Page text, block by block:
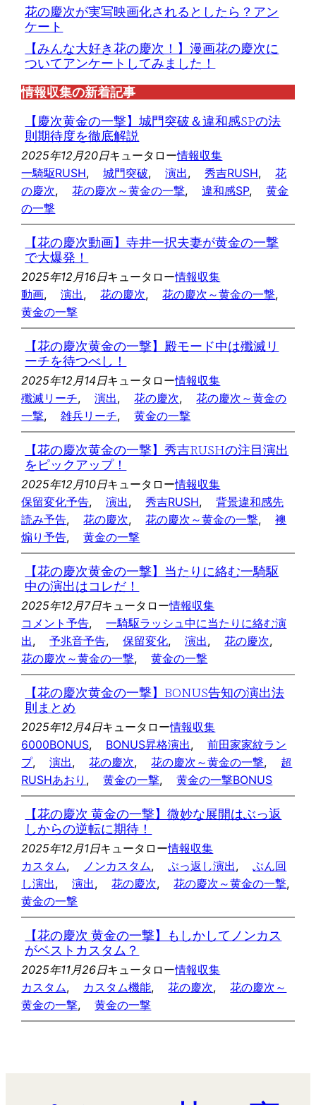
花の慶次が実写映画化されるとしたら？アン
ケート
【みんな大好き花の慶次！】漫画花の慶次に
ついてアンケートしてみました！
情報収集の新着記事
【慶次黄金の一撃】城門突破＆違和感SPの法
則期待度を徹底解説
2025年12月20日キュータロー情報収集
一騎駆RUSH, 城門突破, 演出, 秀吉RUSH,
花
の慶次, 花の慶次～黄金の一撃, 違和感SP,
黄金
の一撃
【花の慶次動画】寺井一択夫妻が黄金の一撃
で大爆発！
2025年12月16日キュータロー情報収集
動画, 演出, 花の慶次, 花の慶次～黄金の一撃
黄金の一撃
【花の慶次黄金の一撃】殿モード中は殲滅リ
ーチを待つべし！
2025年12月14日キュータロー情報収集
殲滅リーチ, 演出, 花の慶次,
花の慶次～黄金の
一撃, 雑兵リーチ, 黄金の一撃
【花の慶次黄金の一撃】秀吉RUSHの注目演出
をピックアップ！
2025年12月10日キュータロー情報収集
保留変化予告, 演出, 秀吉RUSH,
背景違和感先
読み予告, 花の慶次, 花の慶次～黄金の一撃,
襖
煽り予告, 黄金の一撃
【花の慶次黄金の一撃】当たりに絡む一騎駆
中の演出はコレだ！
2025年12月7日キュータロー情報収集
コメント予告,
一騎駆ラッシュ中に当たりに絡む演
出, 予兆音予告, 保留変化, 演出, 花の慶次
花の慶次～黄金の一撃, 黄金の一撃
【花の慶次黄金の一撃】BONUS告知の演出法
則まとめ
2025年12月4日キュータロー情報収集
6000BONUS, BONUS昇格演出,
前田家家紋ラン
プ, 演出, 花の慶次, 花の慶次～黄金の一撃,
超
RUSHあおり , 黄金の一撃, 黄金の一撃BONUS
【花の慶次 黄金の一撃】微妙な展開はぶっ返
しからの逆転に期待！
2025年12月1日キュータロー情報収集
カスタム, ノンカスタム, ぶっ返し演出,
ぶん回
し演出, 演出, 花の慶次, 花の慶次～黄金の一撃
黄金の一撃
【花の慶次 黄金の一撃】もしかしてノンカス
がベストカスタム？
2025年11月26日キュータロー情報収集
カスタム, カスタム機能, 花の慶次,
花の慶次～
黄金の一撃, 黄金の一撃